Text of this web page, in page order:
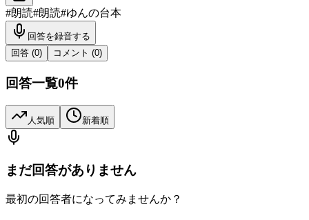
#朗読#朗読#ゆんの台本
回答を録音する
回答 (0) コメント (0)
回答一覧0件
人気順 新着順
まだ回答がありません
最初の回答者になってみませんか？